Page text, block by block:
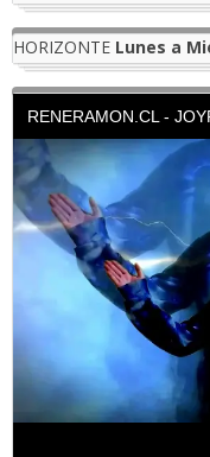
HORIZONTE Lunes a